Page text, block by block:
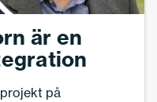
är en
på